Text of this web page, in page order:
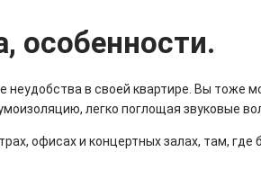
особенности.
в своей квартире. Вы тоже
легко поглощая звуковые
офисах и концертных залах, там, где